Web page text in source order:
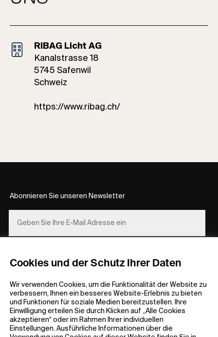
Cookies und der Schutz Ihrer Daten
Wir verwenden Cookies, um die Funktionalität der Website zu
verbessern, Ihnen ein besseres Website-Erlebnis zu bieten
und Funktionen für soziale Medien bereitzustellen. Ihre
Einwilligung erteilen Sie durch Klicken auf „Alle Cookies
akzeptieren“ oder im Rahmen Ihrer individuellen
Einstellungen. Ausführliche Informationen über die
RIBAG Licht AG
Kanalstrasse 18
5745 Safenwil
Schweiz
https://www.ribag.ch/
Allgemeine Informationen Unternehmen
Abonnieren Sie unseren Newsletter